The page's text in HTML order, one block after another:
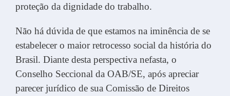
proteção da dignidade do trabalho.
Não há dúvida de que estamos na iminência de se
estabelecer o maior retrocesso social da história do
Brasil. Diante desta perspectiva nefasta, o
Conselho Seccional da OAB/SE, após apreciar
parecer jurídico de sua Comissão de Direitos